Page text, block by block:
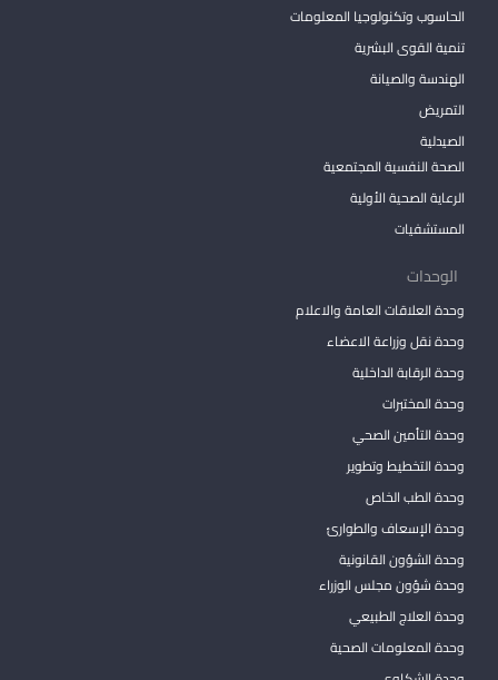
الحاسوب وتكنولوجيا المعلومات
تنمية القوى البشرية
الهندسة والصيانة
التمريض
الصيدلية
الصحة النفسية المجتمعية
الرعاية الصحية الأولية
المستشفيات
الوحدات
وحدة العلاقات العامة والاعلام
وحدة نقل وزراعة الاعضاء
وحدة الرقابة الداخلية
وحدة المختبرات
وحدة التأمين الصحي
وحدة التخطيط وتطوير
وحدة الطب الخاص
وحدة الإسعاف والطوارئ
وحدة الشؤون القانونية
وحدة شؤون مجلس الوزراء
وحدة العلاج الطبيعي
وحدة المعلومات الصحية